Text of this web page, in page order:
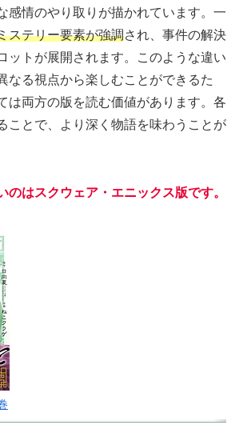
感情のやり取りが描かれています。一
ステリー要素が強調され、事件の解決
ットが展開されます。このような違い
なる視点から楽しむことができるた
は両方の版を読む価値があります。各
ことで、より深く物語を味わうことが
のはスクウェア・エニックス版です。